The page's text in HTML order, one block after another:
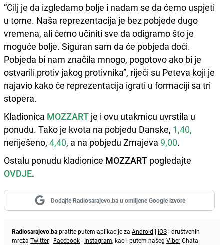
“Cilj je da izgledamo bolje i nadam se da ćemo uspjeti
u tome. Naša reprezentacija je bez pobjede dugo
vremena, ali ćemo učiniti sve da odigramo što je
moguće bolje. Siguran sam da će pobjeda doći.
Pobjeda bi nam značila mnogo, pogotovo ako bi je
ostvarili protiv jakog protivnika”, riječi su Peteva koji je
najavio kako će reprezentacija igrati u formaciji sa tri
stopera.
Kladionica MOZZART je i ovu utakmicu uvrstila u
ponudu. Tako je kvota na pobjedu Danske, 1,40,
neriješeno, 4,40, a na pobjedu Zmajeva 9,00.
Ostalu ponudu kladionice MOZZART pogledajte
OVDJE.
Dodajte Radiosarajevo.ba u omiljene Google izvore
Radiosarajevo.bapratite putem aplikacije za Android | iOS i društvenih
mreža Twitter | Facebook | Instagram, kao i putem našeg ViberChata.